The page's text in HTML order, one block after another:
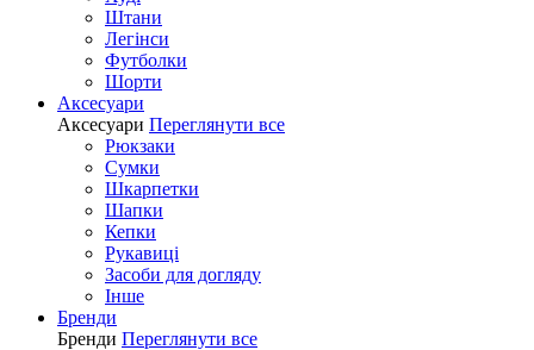
Штани
Легінси
Футболки
Шорти
Аксесуари
Аксесуари Переглянути все
Рюкзаки
Сумки
Шкарпетки
Шапки
Кепки
Рукавиці
Засоби для догляду
Інше
Бренди
Бренди Переглянути все